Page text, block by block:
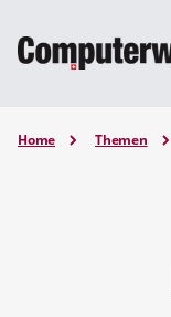
Home Themen